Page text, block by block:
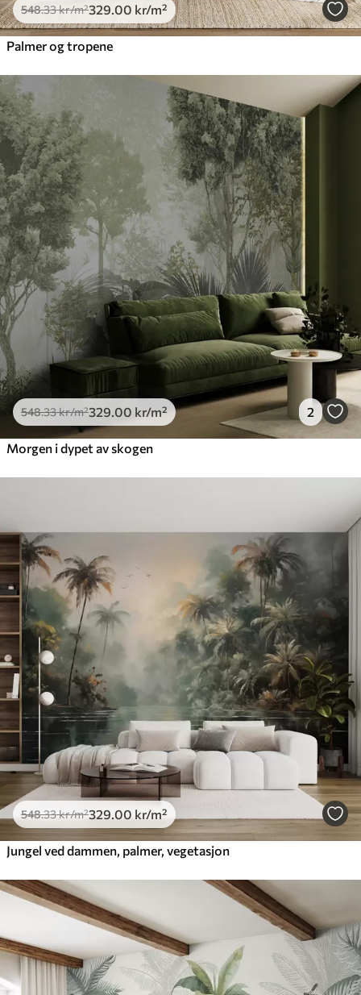
548.33kr/m²329 .00 kr/m²
Palmer og tropene
548.33kr/m²329 .00 kr/m² 2
Morgen i dypet av skogen
548.33kr/m²329 .00 kr/m²
Jungel ved dammen, palmer, vegetasjon